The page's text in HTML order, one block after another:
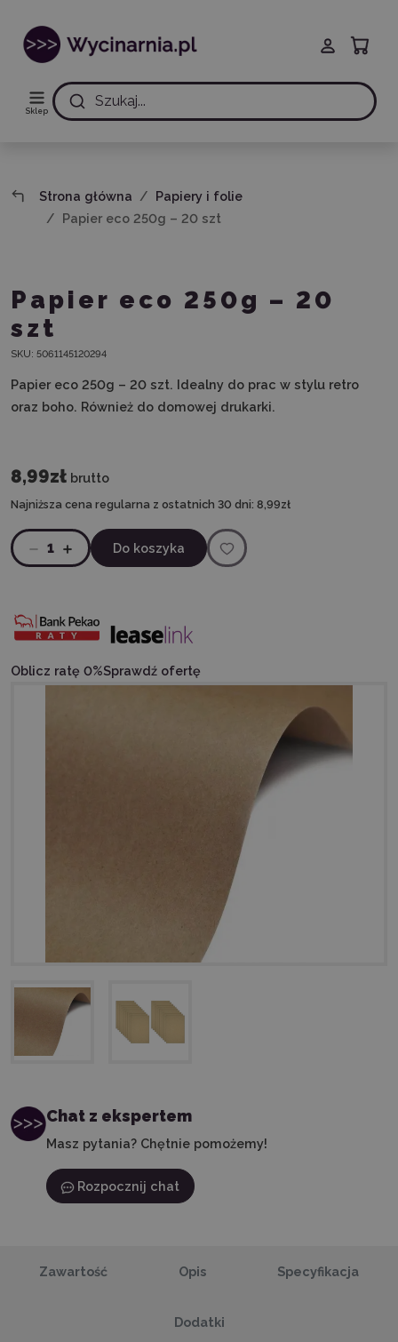
Sklep
Szukaj...
Strona główna
Papiery i folie
Papier eco 250g – 20 szt
Chat z ekspertem
Masz pytania? Chętnie pomożemy!
Rozpocznij chat
Papier eco 250g – 20
szt
SKU: 5061145120294
Papier eco 250g – 20 szt. Idealny do prac w stylu retro
oraz boho. Również do domowej drukarki.
8,99zł brutto
Najniższa cena regularna z ostatnich 30 dni: 8,99zł
1 Do koszyka
Oblicz ratę 0%Sprawdź ofertę
Zawartość Opis Specyfikacja
Dodatki